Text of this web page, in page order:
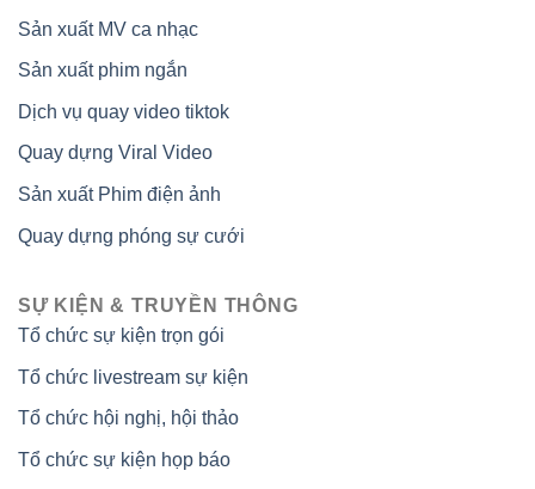
Sản xuất MV ca nhạc
Sản xuất phim ngắn
Dịch vụ quay video tiktok
Quay dựng Viral Video
Sản xuất Phim điện ảnh
Quay dựng phóng sự cưới
SỰ KIỆN & TRUYỀN THÔNG
Tổ chức sự kiện trọn gói
Tổ chức livestream sự kiện
Tổ chức hội nghị, hội thảo
Tổ chức sự kiện họp báo